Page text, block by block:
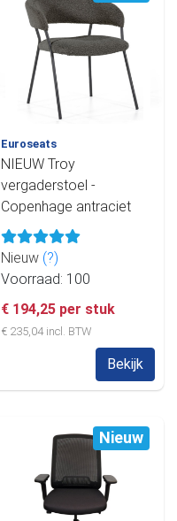
Euroseats
NIEUW Troy
vergaderstoel -
Copenhage antraciet
Nieuw (?)
Voorraad: 100
€ 194,25 per stuk
€ 235,04 incl. BTW
Bekijk
Nieuw